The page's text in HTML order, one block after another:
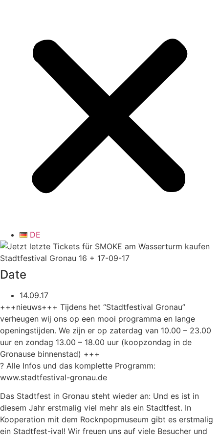
DE
Stadtfestival Gronau 16 + 17-09-17
Date
14.09.17
+++nieuws+++ Tijdens het “Stadtfestival Gronau”
verheugen wij ons op een mooi programma en lange
openingstijden. We zijn er op zaterdag van 10.00 – 23.00
uur en zondag 13.00 – 18.00 uur (koopzondag in de
Gronause binnenstad) +++
? Alle Infos und das komplette Programm:
www.stadtfestival-gronau.de
Das Stadtfest in Gronau steht wieder an: Und es ist in
diesem Jahr erstmalig viel mehr als ein Stadtfest. In
Kooperation mit dem Rocknpopmuseum gibt es erstmalig
ein Stadtfest-ival! Wir freuen uns auf viele Besucher und